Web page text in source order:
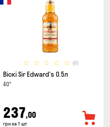
(0)
Віскі Sir Edward's 0.5л
40°
237,00
грн за 1 шт